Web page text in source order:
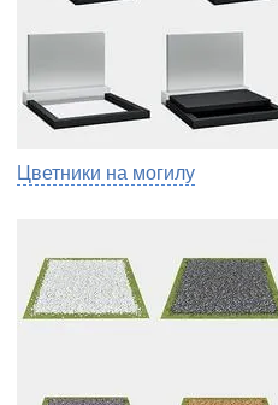
Цветники на могилу